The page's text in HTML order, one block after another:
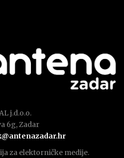
j.d.o.o.
6g, Zadar
za elektorničke medije.